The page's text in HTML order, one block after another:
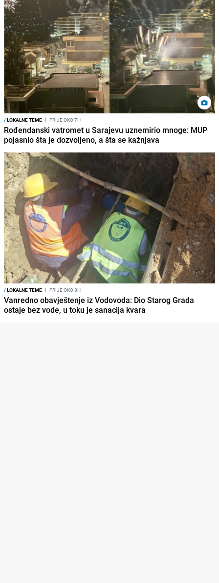
/LOKALNE TEME I PRIJE OKO 7H
Rođendanski vatromet u Sarajevu uznemirio mnoge: MUP
pojasnio šta je dozvoljeno, a šta se kažnjava
/LOKALNE TEME I PRIJE OKO 8H
Vanredno obavještenje iz Vodovoda: Dio Starog Grada
ostaje bez vode, u toku je sanacija kvara